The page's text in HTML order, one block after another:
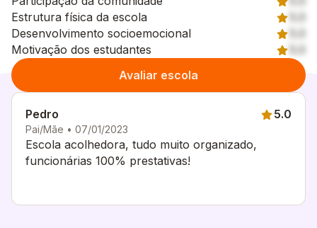
Estrutura física da escola
Desenvolvimento socioemocional
Motivação dos estudantes
Avaliar escola
Pedro
Pai/Mãe • 07/01/2023
5.0
Escola acolhedora, tudo muito organizado,
funcionárias 100% prestativas!